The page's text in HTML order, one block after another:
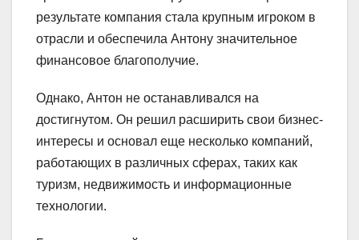
результате компания стала крупным игроком в
отрасли и обеспечила Антону значительное
финансовое благополучие.
Однако, Антон не останавливался на
достигнутом. Он решил расширить свои бизнес-
интересы и основал еще несколько компаний,
работающих в различных сферах, таких как
туризм, недвижимость и информационные
технологии.